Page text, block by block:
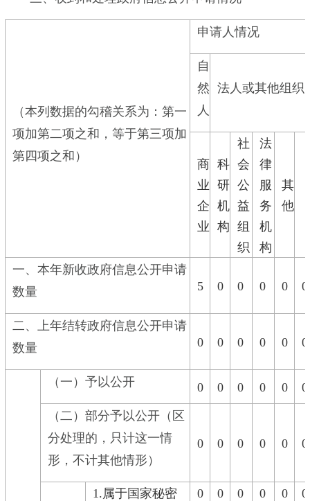
（本列数据的勾稽关系为：第一
项加第二项之和，等于第三项加
第四项之和）
申请人情况
自
然
人
法人或其他组织
商
业
企
业
科
研
机
构
社
会
公
益
组
织
法
律
服
务
机
构
其
他
一、本年新收政府信息公开申请
数量
5 0 0 0 0 0
二、上年结转政府信息公开申请
数量
0 0 0 0 0 0
（一）予以公开 0 0 0 0 0 0
（二）部分予以公开（区
分处理的，只计这一情
形，不计其他情形）
0 0 0 0 0 0
1.属于国家秘密 0 0 0 0 0
0